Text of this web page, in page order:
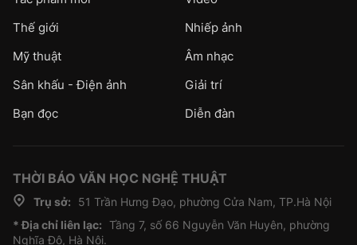
Thế giới
Nhiếp ảnh
Mỹ thuật
Âm nhạc
Sân khấu - Điện ảnh
Giải trí
Bạn đọc
Diễn đàn
THỜI BÁO VĂN HỌC NGHỆ THUẬT
Trụ sở:
51 Trần Hưng Đạo, phường Cửa Nam, TP.Hà Nội
* Địa chỉ liên lạc: Tầng 7, số 66 Nguyễn Văn Huyên, phường
Nghĩa Đô, Hà Nội.